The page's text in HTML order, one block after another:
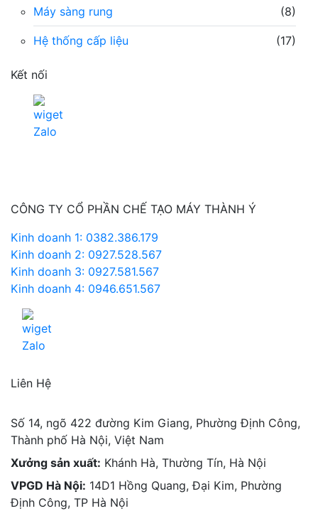
Máy sàng rung
(8)
Hệ thống cấp liệu (17)
Kết nối
CÔNG TY CỔ PHẦN CHẾ TẠO MÁY THÀNH Ý
Kinh doanh 1: 0382.386.179
Kinh doanh 2: 0927.528.567
Kinh doanh 3: 0927.581.567
Kinh doanh 4: 0946.651.567
Liên Hệ
Số 14, ngõ 422 đường Kim Giang, Phường Định Công,
Thành phố Hà Nội, Việt Nam
Xưởng sản xuất: Khánh Hà, Thường Tín, Hà Nội
VPGD Hà Nội: 14D1 Hồng Quang, Đại Kim, Phường
Định Công, TP Hà Nội